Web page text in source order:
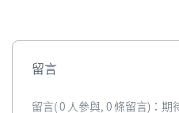
留言
留言( 0 人參與, 0 條留言)：